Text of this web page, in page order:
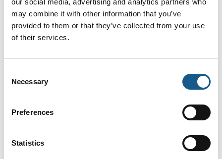
our social media, advertising and analytics partners who
may combine it with other information that you’ve
provided to them or that they’ve collected from your use
of their services.
Selection
Necessary
Preferences
Statistics
IBI BOKS: Modulopbygget Plug&Play
løsning